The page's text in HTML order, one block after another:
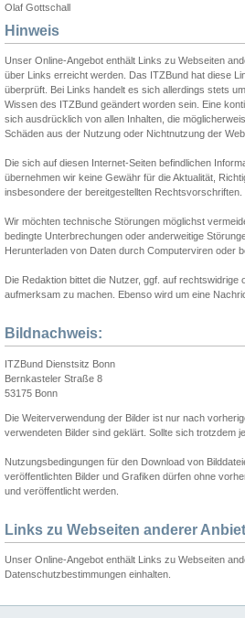
Olaf Gottschall
Hinweis
Unser Online-Angebot enthält Links zu Webseiten
über Links erreicht werden. Das ITZBund hat diese
überprüft. Bei Links handelt es sich allerdings stets
Wissen des ITZBund geändert worden sein. Eine
sich ausdrücklich von allen Inhalten, die
Schäden aus der Nutzung oder Nichtnutzung der
Die sich auf diesen Internet-Seiten befindlichen
übernehmen wir keine Gewähr für die Aktualität,
insbesondere der bereitgestellten Rechtsvorschriften.
Wir möchten technische Störungen möglichst
bedingte Unterbrechungen oder anderweitige
Herunterladen von Daten durch Computerviren oder
Die Redaktion bittet die Nutzer, ggf. auf
aufmerksam zu machen. Ebenso wird um eine
Bildnachweis:
ITZBund Dienstsitz Bonn
Bernkasteler Straße 8
53175 Bonn
Die Weiterverwendung der Bilder ist nur nach
verwendeten Bilder sind geklärt. Sollte sich trotzdem
Nutzungsbedingungen für den Download von
veröffentlichten Bilder und Grafiken dürfen ohne
und veröffentlicht werden.
Links zu Webseiten anderer
Unser Online-Angebot enthält Links zu Webseiten
Datenschutzbestimmungen einhalten.